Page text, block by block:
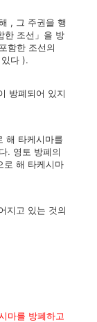
, 그 주권을 행
한 조선」을 방
함한 조선의
다 ).
방폐되어 있지
해 타케시마를
. 영토 방폐의
로 해 타케시마
지고 있는 것의
마를 방폐하고